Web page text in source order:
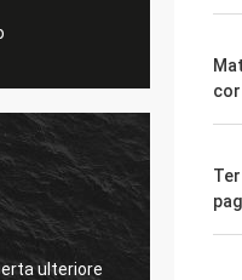
ulteriore